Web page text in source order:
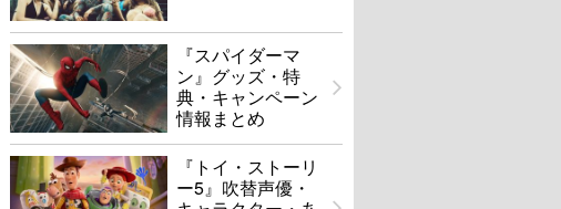
『スパイダーマ
ン』グッズ・特
典・キャンペーン
情報まとめ
『トイ・ストーリ
ー5』吹替声優・